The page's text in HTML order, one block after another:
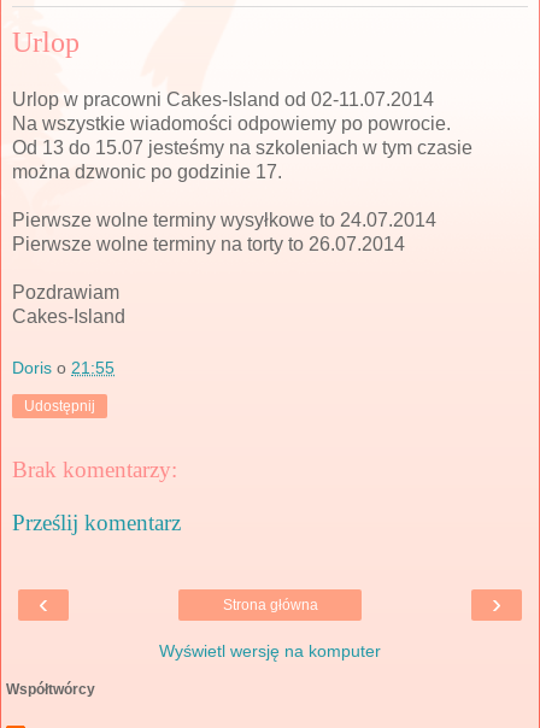
Urlop
Urlop w pracowni Cakes-Island od 02-11.07.2014
Na wszystkie wiadomości odpowiemy po powrocie.
Od 13 do 15.07 jesteśmy na szkoleniach w tym czasie
można dzwonic po godzinie 17.
Pierwsze wolne terminy wysyłkowe to 24.07.2014
Pierwsze wolne terminy na torty to 26.07.2014
Pozdrawiam
Cakes-Island
Doris o 21:55
Udostępnij
Brak komentarzy:
Prześlij komentarz
‹ ›
Strona główna
Wyświetl wersję na komputer
Współtwórcy